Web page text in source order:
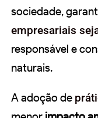
sociedade,
empresariais
responsável e
naturais.
A adoção de